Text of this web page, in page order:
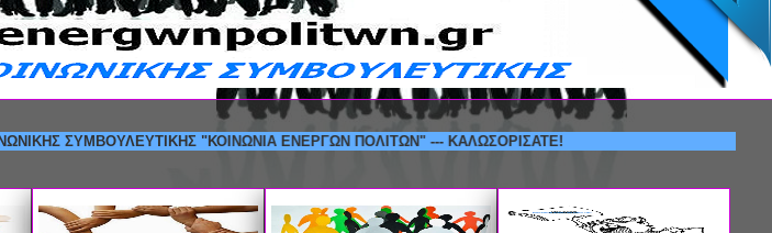
ΣΥΜΒΟΥΛΕΥΤΙΚΗΣ "ΚΟΙΝΩΝΙΑ ΕΝΕΡΓΩΝ ΠΟΛΙΤΩΝ" --- ΚΑΛΩΣΟΡΙΣΑΤΕ!